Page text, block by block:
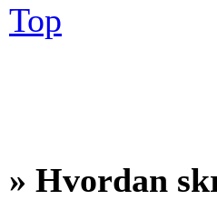
Top
» Hvordan